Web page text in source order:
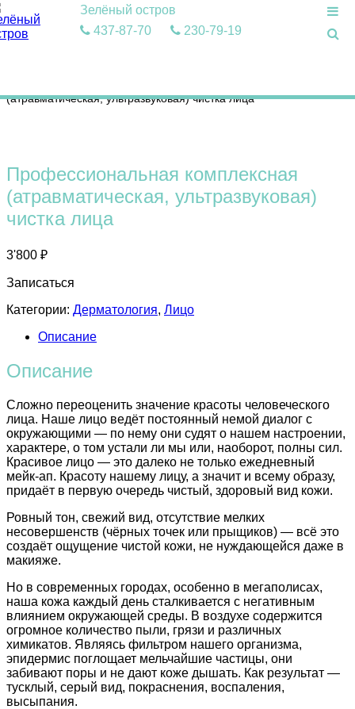
Зелёный остров
437-87-70
230-79-19
(атравматическая, ультразвуковая) чистка лица
Профессиональная комплексная
(атравматическая, ультразвуковая)
чистка лица
3'800 ₽
Записаться
Категории: Дерматология, Лицо
Описание
Описание
Сложно переоценить значение красоты человеческого
лица. Наше лицо ведёт постоянный немой диалог с
окружающими — по нему они судят о нашем настроении,
характере, о том устали ли мы или, наоборот, полны сил.
Красивое лицо — это далеко не только ежедневный
мейк-ап. Красоту нашему лицу, а значит и всему образу,
придаёт в первую очередь чистый, здоровый вид кожи.
Ровный тон, свежий вид, отсутствие мелких
несовершенств (чёрных точек или прыщиков) — всё это
создаёт ощущение чистой кожи, не нуждающейся даже в
макияже.
Но в современных городах, особенно в мегаполисах,
наша кожа каждый день сталкивается с негативным
влиянием окружающей среды. В воздухе содержится
огромное количество пыли, грязи и различных
химикатов. Являясь фильтром нашего организма,
эпидермис поглощает мельчайшие частицы, они
забивают поры и не дают коже дышать. Как результат —
тусклый, серый вид, покраснения, воспаления,
высыпания.